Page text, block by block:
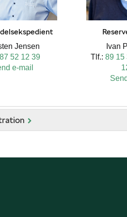
Jensen
87 52 12 39
e-mail
Ivan
Tlf.: 89 15